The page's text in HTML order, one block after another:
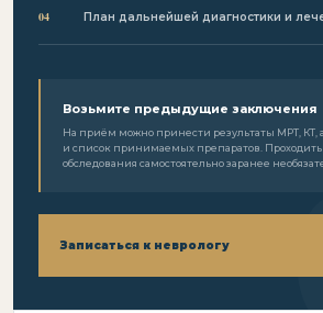
04 План дальнейшей диагностики и
Возьмите предыдущие заключения
На приём можно принести результаты МРТ, КТ,
и список принимаемых препаратов.
обследования самостоятельно заранее
Записаться к неврологу